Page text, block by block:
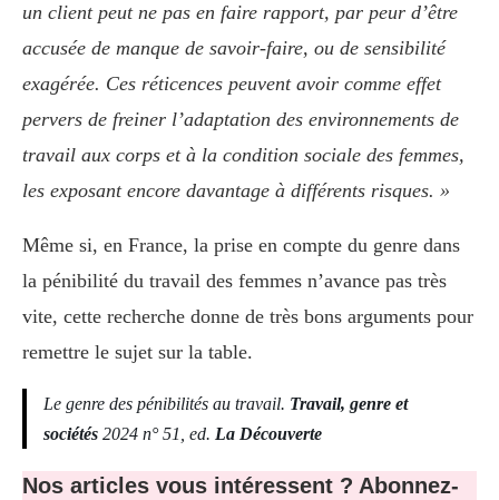
un client peut ne pas en faire rapport, par peur d’être
accusée de manque de savoir-faire, ou de sensibilité
exagérée. Ces réticences peuvent avoir comme effet
pervers de freiner l’adaptation des environnements de
travail aux corps et à la condition sociale des femmes,
les exposant encore davantage à différents risques. »
Même si, en France, la prise en compte du genre dans
la pénibilité du travail des femmes n’avance pas très
vite, cette recherche donne de très bons arguments pour
remettre le sujet sur la table.
Le genre des pénibilités au travail. Travail, genre et
sociétés 2024 n° 51, ed. La Découverte
Nos articles vous intéressent ? Abonnez-